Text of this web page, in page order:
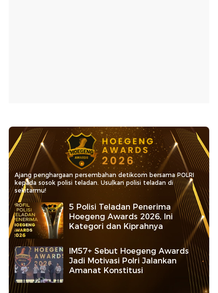
Ajang penghargaan persembahan detikcom bersama POLRI
kepada sosok polisi teladan. Usulkan polisi teladan di
sekitarmu!
5 Polisi Teladan Penerima
Hoegeng Awards 2026, Ini
Kategori dan Kiprahnya
IM57+ Sebut Hoegeng Awards
Jadi Motivasi Polri Jalankan
Amanat Konstitusi